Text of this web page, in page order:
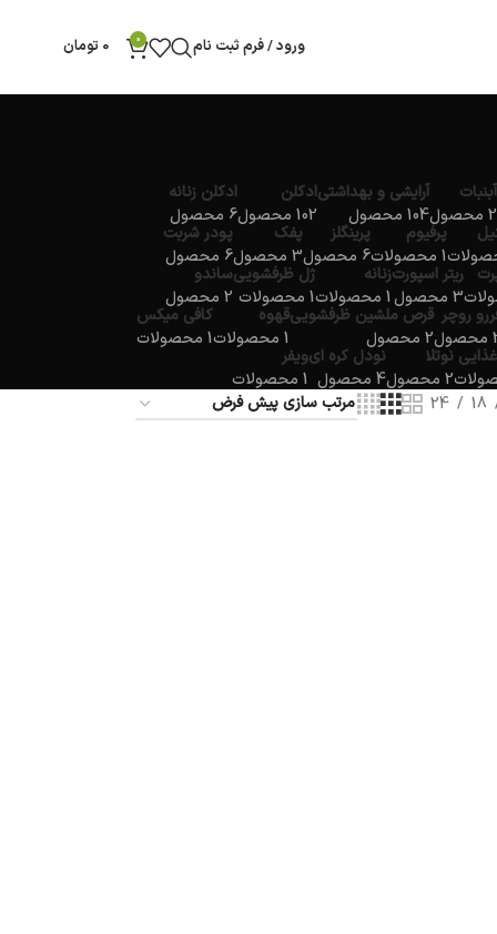
ورود / فرم ثبت نام 0
0 تومان
آبنبات
2 محصول
آرایشی و بهداشتی
104 محصول
ادکلن
102 محصول
ادکلن زنانه
6 محصول
پرفیوم
1 محصولات
پرینگلز
6 محصول
پفک
3 محصول
پودر شربت
6 محصول
ریتر اسپورت
3 محصول
زنانه
1 محصولات
ژل ظرفشویی
1 محصولات
ساندو
2 محصول
روچر قرص ملشین ظرفشویی
2 محصول
قهوه
1 محصولات
کافی میکس
1 محصولات
نوتلا
2 محصول
نودل کره ای
4 محصول
ویفر
1 محصولات
18
24